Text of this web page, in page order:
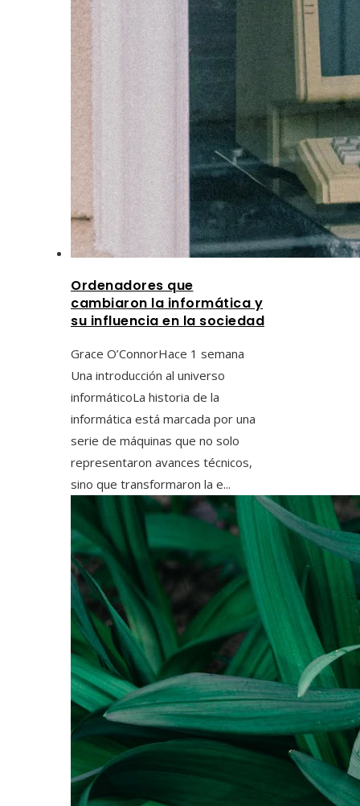
Ordenadores que
cambiaron la informática y
su influencia en la sociedad
Grace O’ConnorHace 1 semana
Una introducción al universo
informáticoLa historia de la
informática está marcada por una
serie de máquinas que no solo
representaron avances técnicos,
sino que transformaron la e...